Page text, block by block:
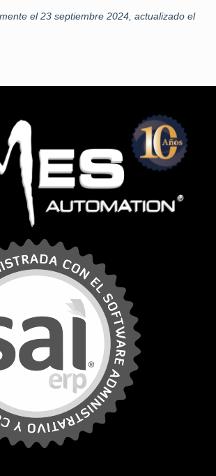
el 23 septiembre 2024, actualizado el